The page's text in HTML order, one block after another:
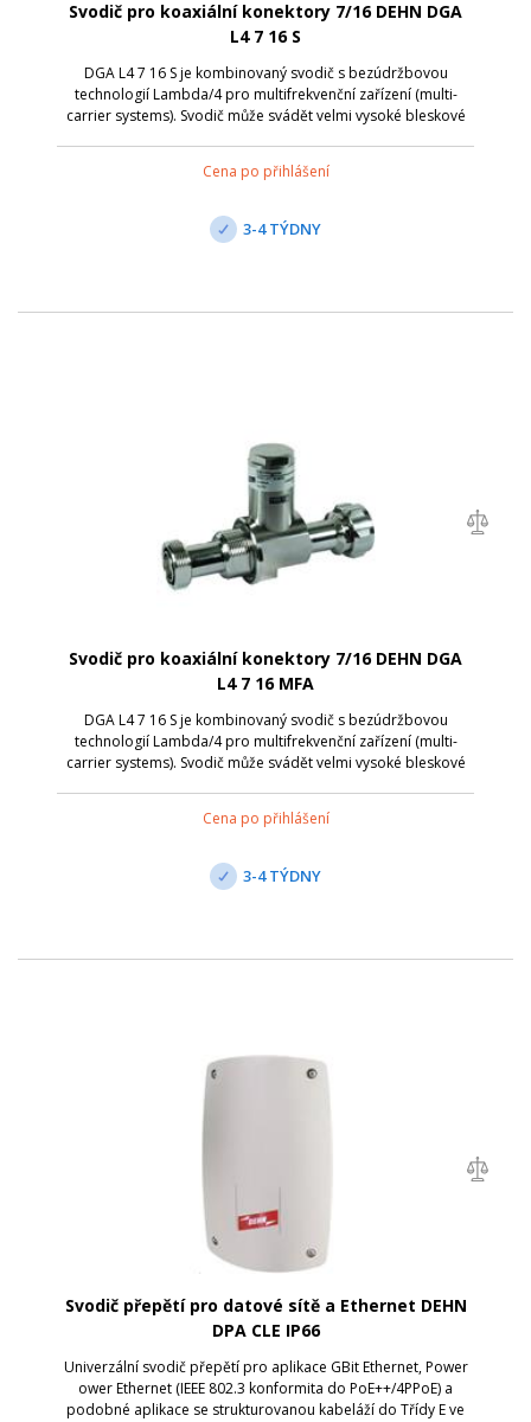
Svodič pro koaxiální konektory 7/16 DEHN DGA
L4 7 16 S
DGA L4 7 16 S je kombinovaný svodič s bezúdržbovou
technologií Lambda/4 pro multifrekvenční zařízení (multi-
carrier systems). Svodič může svádět velmi vysoké bleskové
Cena po přihlášení
3-4 TÝDNY
Svodič pro koaxiální konektory 7/16 DEHN DGA
L4 7 16 MFA
DGA L4 7 16 S je kombinovaný svodič s bezúdržbovou
technologií Lambda/4 pro multifrekvenční zařízení (multi-
carrier systems). Svodič může svádět velmi vysoké bleskové
Cena po přihlášení
3-4 TÝDNY
Svodič přepětí pro datové sítě a Ethernet DEHN
DPA CLE IP66
Univerzální svodič přepětí pro aplikace GBit Ethernet, Power
ower Ethernet (IEEE 802.3 konformita do PoE++/4PPoE) a
podobné aplikace se strukturovanou kabeláží do Třídy E ve